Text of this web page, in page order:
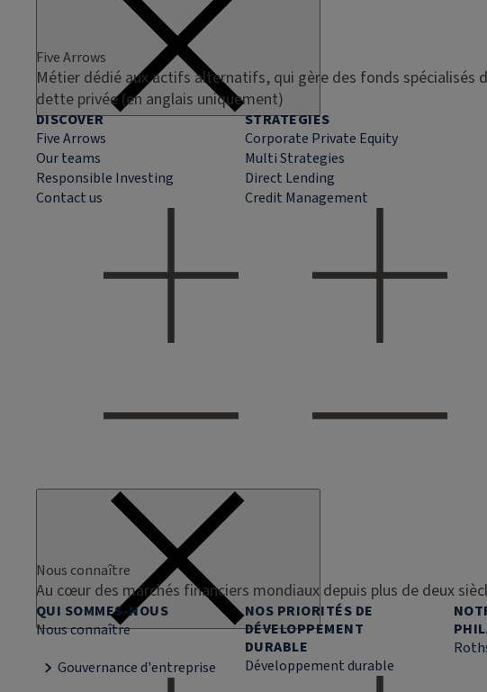
Five Arrows
Métier dédié aux actifs alternatifs, qui gère des fonds spécialisés
dette privée (en anglais uniquement)
DISCOVER
Five Arrows
Our teams
Responsible Investing
Contact us
STRATEGIES
Corporate Private Equity
Multi Strategies
Direct Lending
Credit Management
Nous connaître
Au cœur des marchés financiers mondiaux depuis plus de deux
QUI SOMMES-NOUS
Nous connaître
Gouvernance d'entreprise
NOS PRIORITÉS DE
DÉVELOPPEMENT
DURABLE
Développement durable